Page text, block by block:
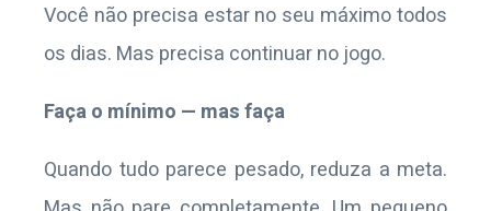
Você não precisa estar no seu máximo todos
os dias. Mas precisa continuar no jogo.
Faça o mínimo — mas faça
Quando tudo parece pesado, reduza a meta.